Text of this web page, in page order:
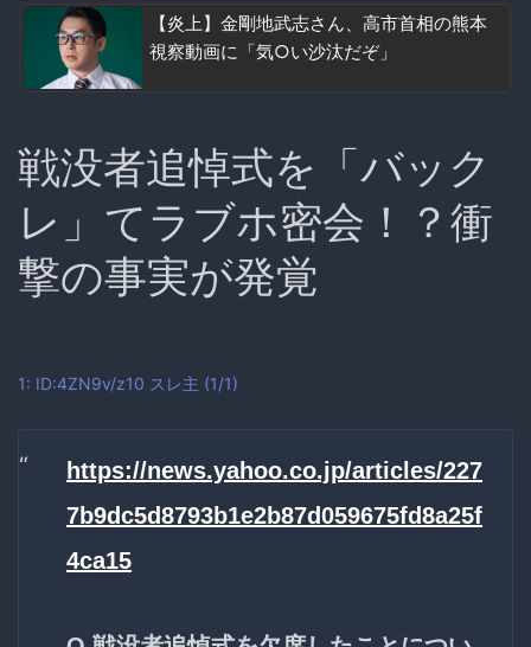
【炎上】金剛地武志さん、高市首相の熊本
視察動画に「気○い沙汰だぞ」
戦没者追悼式を「バック
レ」てラブホ密会！？衝
撃の事実が発覚
1: ID:4ZN9v/z10 スレ主 (1/1)
https://news.yahoo.co.jp/articles/227
7b9dc5d8793b1e2b87d059675fd8a25f
4ca15